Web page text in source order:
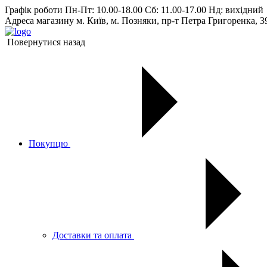
Графік роботи Пн-Пт: 10.00-18.00 Сб: 11.00-17.00 Нд: вихiдний
Адреса магазину м. Київ, м. Позняки, пр-т Петра Григоренка,
Повернутися назад
Покупцю
Доставки та оплата